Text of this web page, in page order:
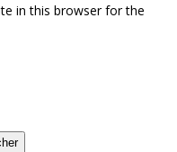
in this browser for the